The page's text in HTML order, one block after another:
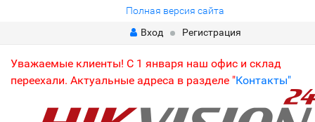
Полная версия сайта
Вход
Регистрация
Уважаемые клиенты! С 1 января наш офис и склад
переехали. Актуальные адреса в разделе "Контакты"